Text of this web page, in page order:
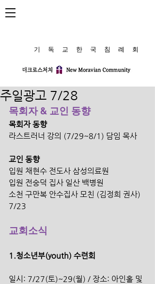
​기 독 교 한 국 침 례 회
주일광고 7/28
목회자 & 교인 동향
목회자 동향
라스트러너 강의 (7/29~8/1) 담임 목사
교인 동향
입원 채현수 전도사 삼성의료원
입원 전숭덕 집사 일산 백병원
소천 구만복 안수집사 모친 (김정희 권사)
7/23
교회소식
1.청소년부(youth) 수련회
일시: 7/27(토)~29(월) / 장소: 아인홀 및